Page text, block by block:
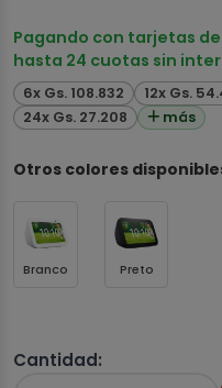
Pagando con tarjetas
hasta 24 cuotas sin
6x Gs. 108.832 12x Gs.
24x Gs. 27.208
más
Otros colores
Branco Preto
Cantidad: